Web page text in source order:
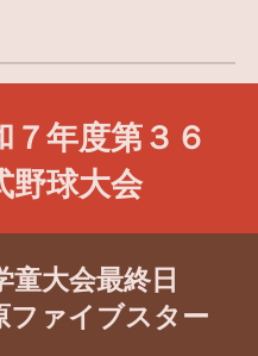
年度第３６
野球大会
童大会最終日
ファイブスター